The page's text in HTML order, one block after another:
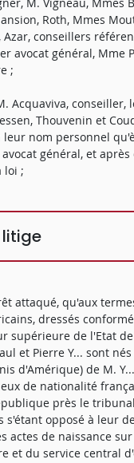
Roth, Mmes
Azar, conseillers
avocat général, Mme
;
Acquaviva, conseiller,
Thouvenin et
leur nom personnel
général, et
loi ;
litige
attaqué, qu'aux
dressés
supérieure de l'Etat
et Pierre Y... sont
d'Amérique) de M.
de nationalité
près le
s'étant opposé à leur
actes de naissance
et du service central